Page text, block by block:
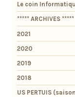
Le coin
***** ARCHIVES *****
2021
2020
2019
2018
US PERTUIS